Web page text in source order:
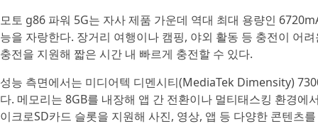
모토 g86 파워 5G는 자사 제품 가운데 역대 최대 용량인
능을 자랑한다. 장거리 여행이나 캠핑, 야외 활동 등 충전이 어
충전을 지원해 짧은 시간 내 빠르게 충전할 수 있다.
성능 측면에서는 미디어텍 디멘시티(MediaTek Dimensity)
다. 메모리는 8GB를 내장해 앱 간 전환이나 멀티태스킹 환경
이크로SD카드 슬롯을 지원해 사진, 영상, 앱 등 다양한 콘텐츠